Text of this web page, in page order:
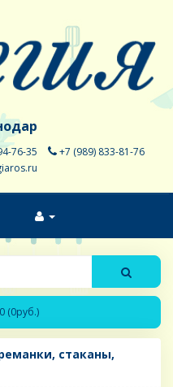
76-35
+7 (989) 833-81-76
(0руб.)
стаканы,